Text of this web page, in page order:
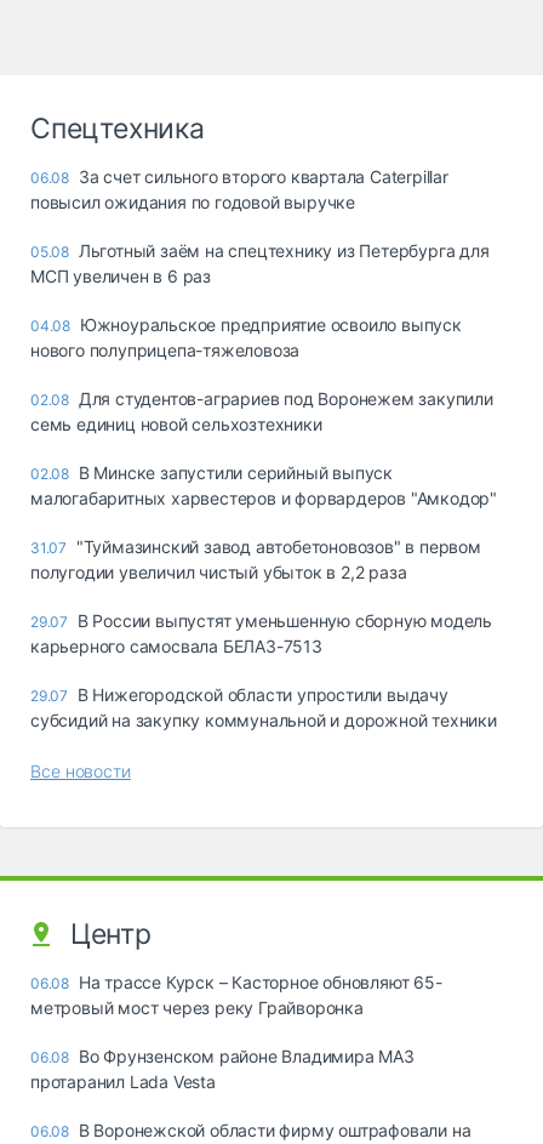
Спецтехника
06.08 За счет сильного второго квартала Caterpillar
повысил ожидания по годовой выручке
05.08 Льготный заём на спецтехнику из Петербурга для
МСП увеличен в 6 раз
04.08 Южноуральское предприятие освоило выпуск
нового полуприцепа-тяжеловоза
02.08 Для студентов-аграриев под Воронежем закупили
семь единиц новой сельхозтехники
02.08 В Минске запустили серийный выпуск
малогабаритных харвестеров и форвардеров "Амкодор"
31.07
"Туймазинский завод автобетоновозов" в первом
полугодии увеличил чистый убыток в 2,2 раза
29.07
В России выпустят уменьшенную сборную модель
карьерного самосвала БЕЛАЗ-7513
29.07
В Нижегородской области упростили выдачу
субсидий на закупку коммунальной и дорожной техники
Все новости
Центр
06.08 На трассе Курск – Касторное обновляют 65-
метровый мост через реку Грайворонка
06.08 Во Фрунзенском районе Владимира МАЗ
протаранил Lada Vesta
06.08 В Воронежской области фирму оштрафовали на